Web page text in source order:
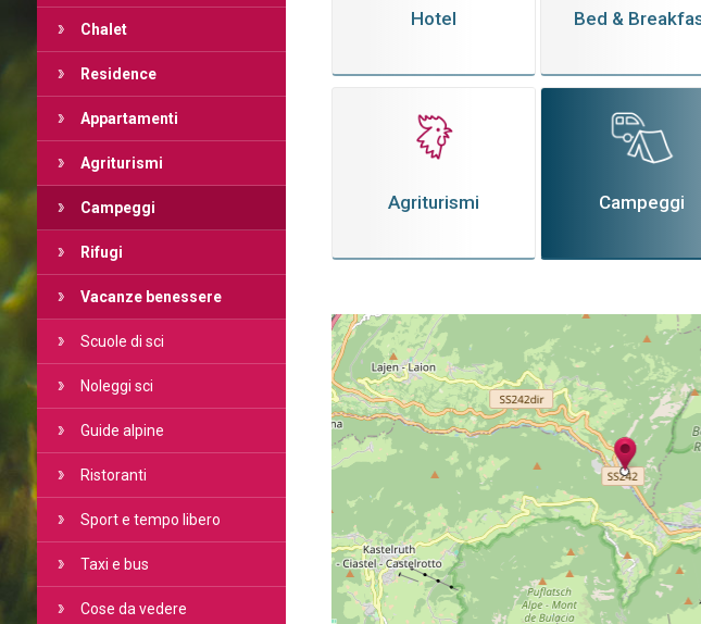
Chalet
Residence
Appartamenti
Agriturismi
Campeggi
Rifugi
Vacanze benessere
Scuole di sci
Noleggi sci
Guide alpine
Ristoranti
Sport e tempo libero
Taxi e bus
Cose da vedere
Hotel Bed &
Agriturismi Campeggi